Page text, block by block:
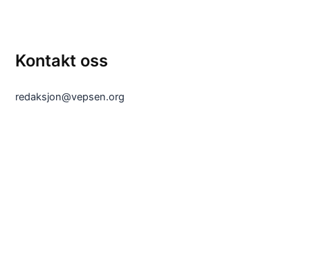
Kontakt oss
redaksjon@vepsen.org